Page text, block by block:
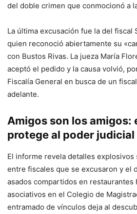
del doble crimen que conmocionó a
La última excusación fue la del fiscal
quien reconoció abiertamente su
con Bustos Rivas. La jueza María
aceptó el pedido y la causa volvió,
Fiscalía General en busca de un
adelante.
Amigos son los amigos:
protege al poder judicial
El informe revela detalles explosivos
entre fiscales que se excusaron y el
asados compartidos en restaurantes
asociativos en el Colegio de
entramado de vínculos deja al